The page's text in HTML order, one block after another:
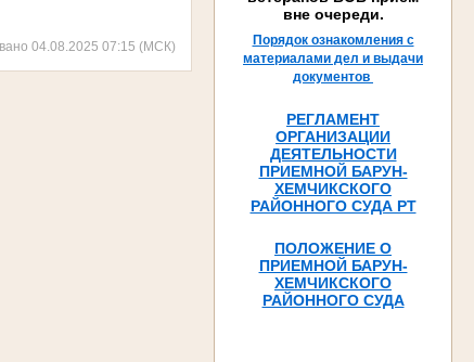
вне очереди.
Порядок ознакомления с
материалами дел и выдачи
документов
РЕГЛАМЕНТ
ОРГАНИЗАЦИИ
ДЕЯТЕЛЬНОСТИ
ПРИЕМНОЙ БАРУН-
ХЕМЧИКСКОГО
РАЙОННОГО СУДА РТ
ПОЛОЖЕНИЕ О
ПРИЕМНОЙ БАРУН-
ХЕМЧИКСКОГО
РАЙОННОГО СУДА
04.08.2025 07:15 (МСК)